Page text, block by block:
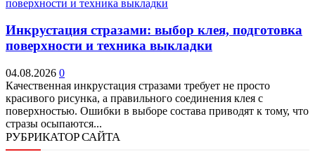
Инкрустация стразами: выбор клея, подготовка
поверхности и техника выкладки
04.08.2026 0
Качественная инкрустация стразами требует не просто
красивого рисунка, а правильного соединения клея с
поверхностью. Ошибки в выборе состава приводят к тому, что
стразы осыпаются...
РУБРИКАТОР САЙТА